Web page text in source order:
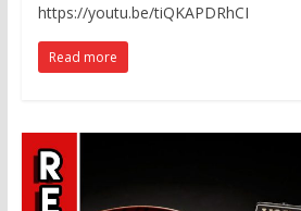
https://youtu.be/tiQKAPDRhCI
Read more